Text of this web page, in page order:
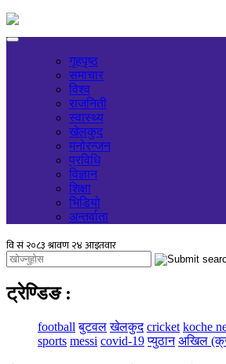
गृहपृष्ठ
समाचार
विश्व
राजनिती
स्वास्थ्य
खेलकुद
मनोरन्जन
प्रविधि
विज्ञान
शिक्षा
भिडियो
अन्तर्वाता
ट्रेण्डिङ :
football बुटवल खेलकुद cricket koche
sports messi covid-19 प्युठान अखिल